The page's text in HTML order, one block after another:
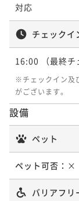
対応
チェックイ
16:00 （最終
※チェックイン及
がございます。
設備
ペット
ペット可否： ×
バリアフリ